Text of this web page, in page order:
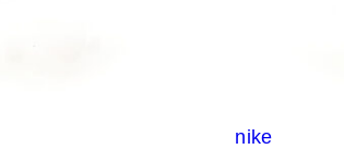
nike